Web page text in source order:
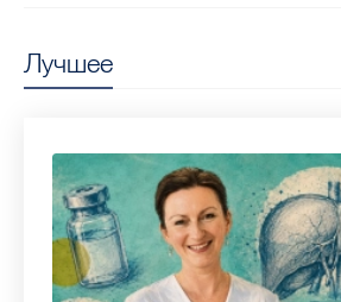
Лучшее